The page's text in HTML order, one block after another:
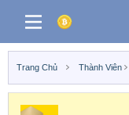
Trang Chủ Thành Viên